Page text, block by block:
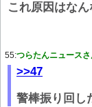
これ原因はなん
55:つらたんニュース
>>47
警棒振り回し